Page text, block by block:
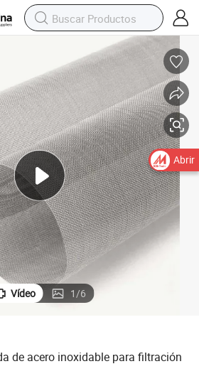
Vídeo 1/6
de acero inoxidable para filtración
Abrir